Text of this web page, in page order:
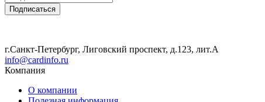
Подписаться
г.Санкт-Петербург, Лиговский проспект, д.123, лит.А
info@cardinfo.ru
Компания
О компании